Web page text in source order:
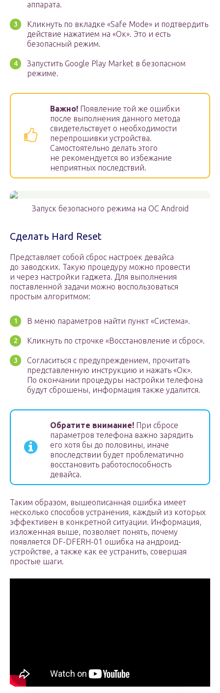
аппарата.
Кликнуть по вкладке «Safe Mode» и подтвердить
действие нажатием на «Ок». Это и есть
безопасный режим.
Запустить Google Play Market в безопасном
режиме.
Важно! Появление той же ошибки
после выполнения данного метода
свидетельствует о необходимости
перепрошивки устройства.
Самостоятельно делать этого
не рекомендуется во избежание
неприятных последствий.
Запуск безопасного режима на OC Android
Сделать Hard Reset
Представляет собой сброс настроек девайса
до заводских. Такую процедуру можно провести
и через настройки гаджета. Для выполнения
поставленной задачи можно воспользоваться
простым алгоритмом:
В меню параметров найти пункт «Система».
Кликнуть по строчке «Восстановление и сброс».
Согласиться с предупреждением, прочитать
представленную инструкцию и нажать «Ок».
По окончании процедуры настройки телефона
будут сброшены, информация также удалится.
Обратите внимание! При сбросе
параметров телефона важно зарядить
его хотя бы до половины, иначе
впоследствии будет проблематично
восстановить работоспособность
девайса.
Таким образом, вышеописанная ошибка имеет
несколько способов устранения, каждый из которых
эффективен в конкретной ситуации. Информация,
изложенная выше, позволяет понять, почему
появляется DF-DFERH-01 ошибка на андроид-
устройстве, а также как ее устранить, совершая
простые шаги.